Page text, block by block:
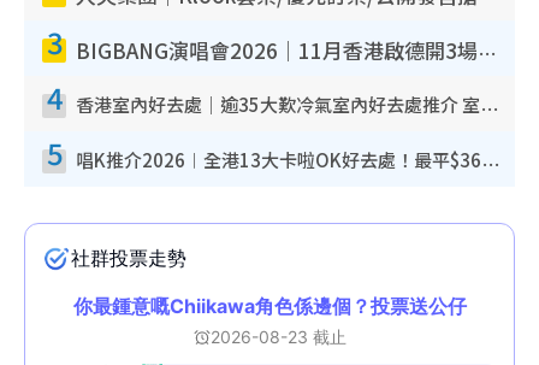
3 BIGBANG演唱會2026｜11月香港啟德開3場！實名制VIP申請、優先購票攻略
4 香港室內好去處｜逾35大歎冷氣室內好去處推介 室內活動免費避雨無懼落雨
5 唱K推介2026︱全港13大卡啦OK好去處！最平$36起 日文K都有！(附地址+收費詳情)